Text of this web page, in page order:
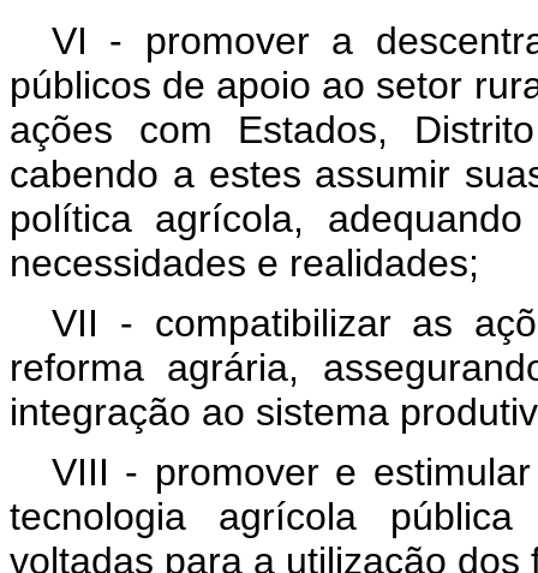
VI - promover a
públicos de apoio ao setor
ações com Estados,
cabendo a estes assumir
política agrícola,
necessidades e realidades;
VII - compatibilizar as
reforma agrária,
integração ao sistema
VIII - promover e
tecnologia agrícola
voltadas para a utilização